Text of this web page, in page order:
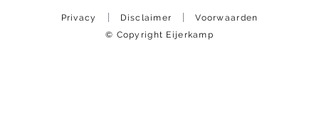
Privacy Disclaimer
Voorwaarden
© Copyright Eijerkamp